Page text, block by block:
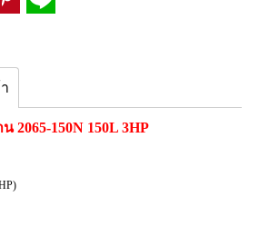
2065-150N 150L 3HP